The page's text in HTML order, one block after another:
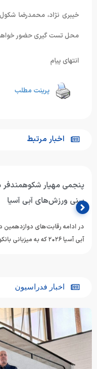
خیبری نژاد، محمدرضا
محل تست گیری حضور
انتهای پیام
پرینت مطلب
اخبار مرتبط
پنجمی مهیار شکوهمندفر
سنی ورزش‌های آبی آسیا
در ادامه رقابت‌های
آبی آسیا ۲۰۲۶ که به میزبانی بانکوک تایلند در حال…
اخبار فدراسیون